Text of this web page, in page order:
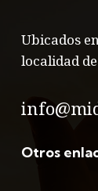
Ubicados
localidad
Otros